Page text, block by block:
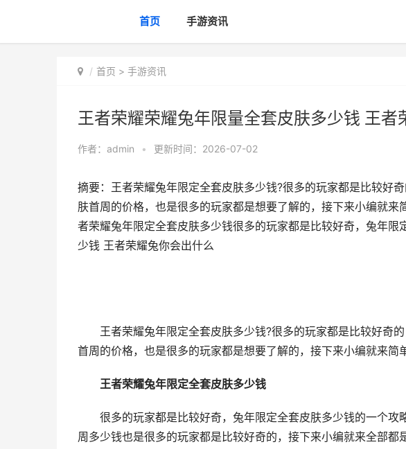
首页 手游资讯
首页 > 手游资讯
王者荣耀荣耀兔年限量全套皮肤多少钱 王者
作者： admin • 更新时间：2026-07-02
摘要：王者荣耀兔年限定全套皮肤多少钱?很多的玩家都是比较好
肤首周的价格，也是很多的玩家都是想要了解的，接下来小编就
者荣耀兔年限定全套皮肤多少钱很多的玩家都是比较好奇，兔年
少钱 王者荣耀兔你会出什么
王者荣耀兔年限定全套皮肤多少钱?很多的玩家都是比较好奇的
首周的价格，也是很多的玩家都是想要了解的，接下来小编就来简
王者荣耀兔年限定全套皮肤多少钱
很多的玩家都是比较好奇，兔年限定全套皮肤多少钱的一个攻
周多少钱也是很多的玩家都是比较好奇的，接下来小编就来全部都